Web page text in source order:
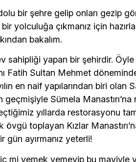
bir şehre gelip onları gezip
yolculuğa çıkmanız için
bakalım.
sahipliği yapan bir şehirdir.
Fatih Sultan Mehmet
en naif yapılarından biri olan
Sümela Manastırı’na
yıllarda restorasyonu
toplayan Kızlar
ayırmanız yeterli!
mi yemek yemeyip bu maviyle